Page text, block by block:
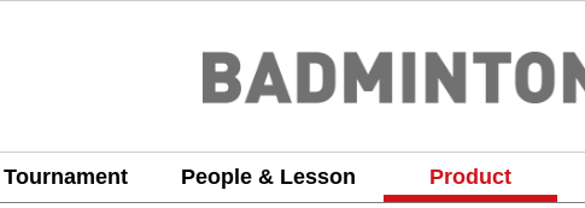
Tournament People & Lesson Product